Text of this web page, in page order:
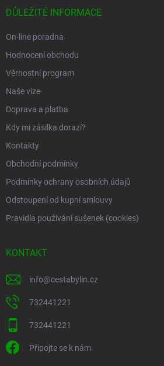
DŮLEŽITÉ INFORMACE
On-line poradna
Hodnocení obchodu
Věrnostní program
Naše vize
Doprava a platba
Kdy mi zásilka dorazí?
Kontakty
Obchodní podmínky
Podmínky ochrany osobních údajů
Odstoupení od kupní smlouvy
Pravidla používání sušenek (cookies)
KONTAKT
info@cestabylin.cz
732441221
732441221
Připojte se k nám